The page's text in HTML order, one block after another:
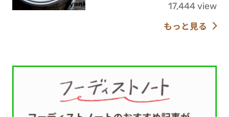
17,444 view
もっと見る